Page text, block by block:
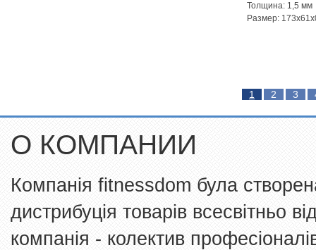
Толщина: 1,5 мм
Размер:
1 2 3
О КОМПАНИИ
Компанія fitnessdom була
дистрибуція товарів всесвітньо
компанія - колектив